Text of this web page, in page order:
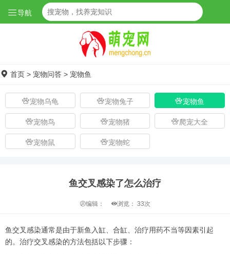
导航
首页 > 宠物问答 > 宠物鱼
宠物乌龟 宠物兔子 宠物鱼
宠物鸟 宠物猪 爬宠大全
宠物鼠 宠物蛇
鱼交叉感染了怎么治疗
编辑： 浏览： 33次
鱼交叉感染通常是由于新鱼入缸、合缸、治疗用药不当等因素引起
的。治疗交叉感染的方法包括以下步骤：